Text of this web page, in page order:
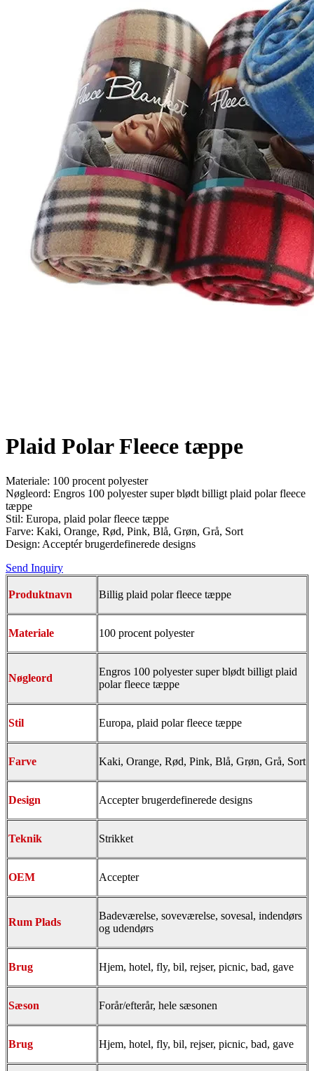
Plaid Polar Fleece tæppe
Materiale: 100 procent polyester
Nøgleord: Engros 100 polyester super blødt billigt plaid polar fleece
tæppe
Stil: Europa, plaid polar fleece tæppe
Farve: Kaki, Orange, Rød, Pink, Blå, Grøn, Grå, Sort
Design: Acceptér brugerdefinerede designs
Send Inquiry
Produktnavn Billig plaid polar fleece tæppe
Materiale 100 procent polyester
Nøgleord
Engros 100 polyester super blødt billigt plaid
polar fleece tæppe
Stil Europa, plaid polar fleece tæppe
Farve Kaki, Orange, Rød, Pink, Blå, Grøn, Grå, Sort
Design Accepter brugerdefinerede designs
Teknik Strikket
OEM Accepter
Rum Plads
Badeværelse, soveværelse, sovesal, indendørs
og udendørs
Brug Hjem, hotel, fly, bil, rejser, picnic, bad, gave
Sæson Forår/efterår, hele sæsonen
Brug Hjem, hotel, fly, bil, rejser, picnic, bad, gave